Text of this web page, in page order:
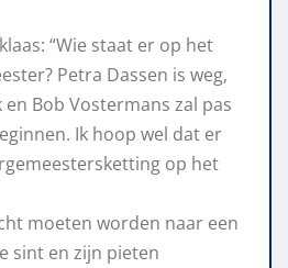
“Wie staat er op het
Petra Dassen is weg,
Bob Vostermans zal pas
Ik hoop wel dat er
op het
moeten worden naar een
sint en zijn pieten